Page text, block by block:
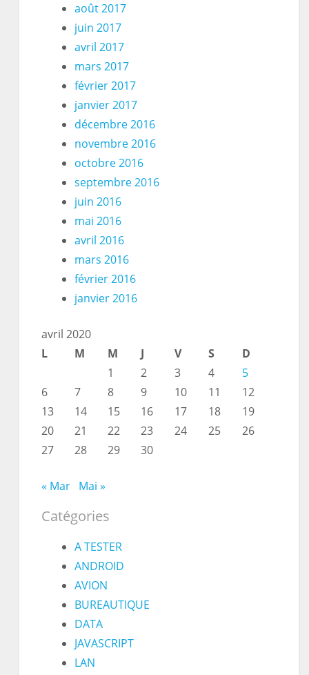
août 2017
juin 2017
avril 2017
mars 2017
février 2017
janvier 2017
décembre 2016
novembre 2016
octobre 2016
septembre 2016
juin 2016
mai 2016
avril 2016
mars 2016
février 2016
janvier 2016
avril 2020
L
M M J V S
D
1
2 3 4
5
6
7 8 9 10 11
12
13
14 15 16 17 18
19
20
21 22 23 24 25
26
27
28 29 30
« Mar Mai »
Catégories
A TESTER
ANDROID
AVION
BUREAUTIQUE
DATA
JAVASCRIPT
LAN